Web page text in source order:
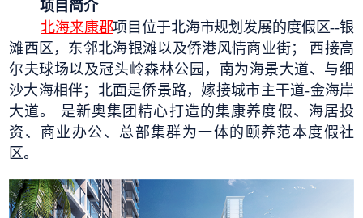
项目简介
北海来康郡项目位于北海市规划发展的度假区--银
滩西区，东邻北海银滩以及侨港风情商业街； 西接高
尔夫球场以及冠头岭森林公园，南为海景大道、与细
沙大海相伴；北面是侨景路，嫁接城市主干道-金海岸
大道。 是新奥集团精心打造的集康养度假、海居投
资、商业办公、总部集群为一体的颐养范本度假社
区。